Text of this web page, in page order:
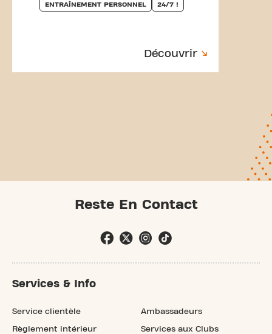
ENTRAÎNEMENT PERSONNEL 24/7 !
Découvrir
Reste En Contact
Services & Info
Service clientèle
Règlement intérieur
Ambassadeurs
Services aux Clubs